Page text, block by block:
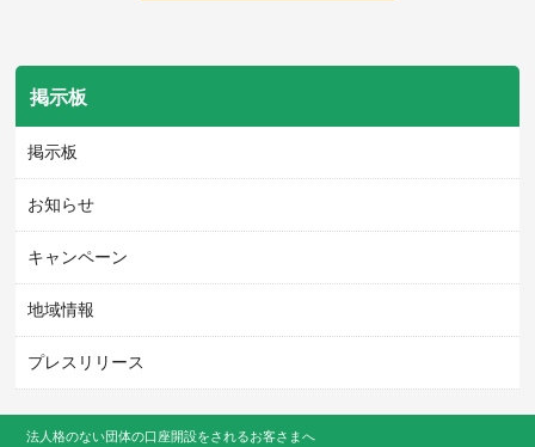
掲示板
掲示板
お知らせ
キャンペーン
地域情報
プレスリリース
法人格のない団体の口座開設をされるお客さまへ